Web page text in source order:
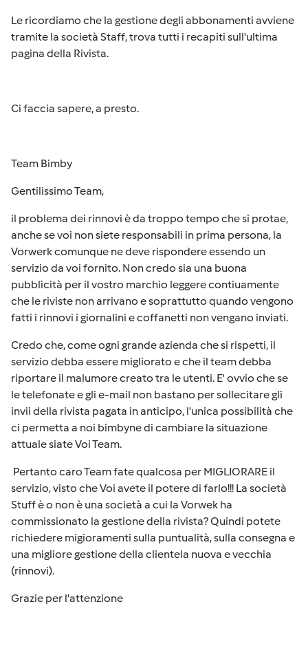
Le ricordiamo che la gestione degli abbonamenti avviene
tramite la società Staff, trova tutti i recapiti sull'ultima
pagina della Rivista.
Ci faccia sapere, a presto.
Team Bimby
Gentilissimo Team,
il problema dei rinnovi è da troppo tempo che si protae,
anche se voi non siete responsabili in prima persona, la
Vorwerk comunque ne deve rispondere essendo un
servizio da voi fornito. Non credo sia una buona
pubblicità per il vostro marchio leggere contiuamente
che le riviste non arrivano e soprattutto quando vengono
fatti i rinnovi i giornalini e coffanetti non vengano inviati.
Credo che, come ogni grande azienda che si rispetti, il
servizio debba essere migliorato e che il team debba
riportare il malumore creato tra le utenti. E' ovvio che se
le telefonate e gli e-mail non bastano per sollecitare gli
invii della rivista pagata in anticipo, l'unica possibilità che
ci permetta a noi bimbyne di cambiare la situazione
attuale siate Voi Team.
Pertanto caro Team fate qualcosa per MIGLIORARE il
servizio, visto che Voi avete il potere di farlo!!! La società
Stuff è o non è una società a cui la Vorwek ha
commissionato la gestione della rivista? Quindi potete
richiedere migioramenti sulla puntualità, sulla consegna e
una migliore gestione della clientela nuova e vecchia
(rinnovi).
Grazie per l'attenzione